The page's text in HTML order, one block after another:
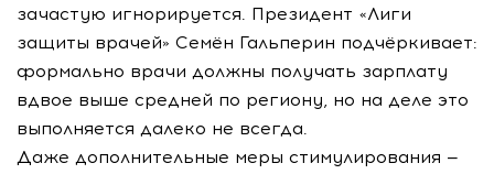
зачастую игнорируется. Президент «Лиги
защиты врачей» Семён Гальперин подчёркивает:
формально врачи должны получать зарплату
вдвое выше средней по региону, но на деле это
выполняется далеко не всегда.
Даже дополнительные меры стимулирования —